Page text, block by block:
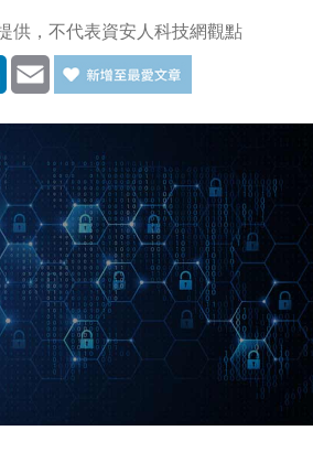
供，不代表資安人科技網觀點
LinkedIn
Email